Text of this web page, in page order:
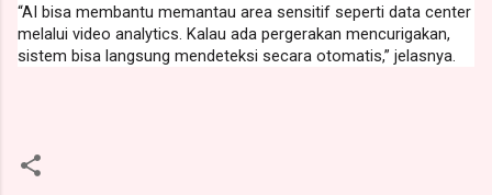
“AI bisa membantu memantau area sensitif seperti data center
melalui video analytics. Kalau ada pergerakan mencurigakan,
sistem bisa langsung mendeteksi secara otomatis,” jelasnya.